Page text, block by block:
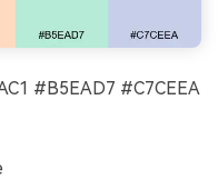
#B5EAD7 #C7CEEA